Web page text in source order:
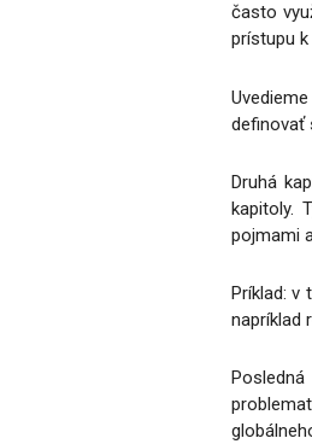
často
prístupu
definovať
Druhá
kapitoly.
pojmami
Príklad: v
napríklad